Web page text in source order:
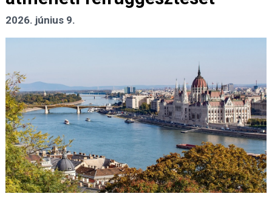
2026. június 9.